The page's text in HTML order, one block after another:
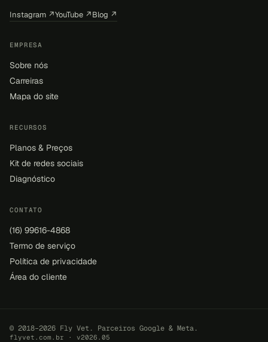
Instagram ↗YouTube ↗Blog ↗
EMPRESA
Sobre nós
Carreiras
Mapa do site
RECURSOS
Planos & Preços
Kit de redes sociais
Diagnóstico
CONTATO
(16) 99616-4868
Termo de serviço
Política de privacidade
Área do cliente
© 2018–2026 Fly Vet. Parceiros Google & Meta.
flyvet.com.br · v2026.05